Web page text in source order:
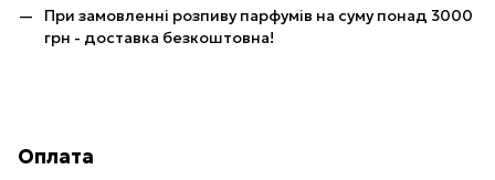
При замовленні розпиву парфумів на суму понад 3000
грн - доставка безкоштовна!
Оплата